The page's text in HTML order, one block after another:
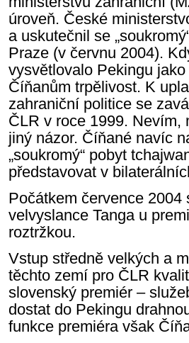
úroveň. České
a uskutečnil se
Praze (v červnu 2004).
vysvětlovalo Pekingu
Číňanům trpělivost. K
zahraniční politice se
ČLR v roce 1999. Nevím,
jiný názor. Číňané navíc
„soukromý“ pobyt
představovat v
Počátkem července
velvyslance Tanga u
roztržkou.
Vstup středně velkých a
těchto zemí pro ČLR
slovenský premiér –
dostat do Pekingu
funkce premiéra však